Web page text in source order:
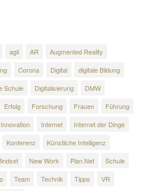
agil AR
Augmented Reality
Corona Digital
digitale Bildung
Schule Digitalisierung
DMW
Erfolg Forschung Frauen
Führung
Innovation Internet
Internet der Dinge
Konferenz
Künstliche Intelligenz
New Work Plan.Net
Schule
Team Technik Tipps
VR